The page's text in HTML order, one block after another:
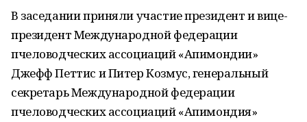
В заседании приняли участие президент и вице-
президент Международной федерации
пчеловодческих ассоциаций «Апимондии»
Джефф Петтис и Питер Козмус, генеральный
секретарь Международной федерации
пчеловодческих ассоциаций «Апимондия»